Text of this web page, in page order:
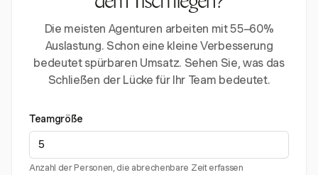
Die meisten Agenturen arbeiten mit 55–60%
Auslastung. Schon eine kleine Verbesserung
bedeutet spürbaren Umsatz. Sehen Sie, was das
Schließen der Lücke für Ihr Team bedeutet.
Teamgröße
Anzahl der Personen, die abrechenbare Zeit erfassen